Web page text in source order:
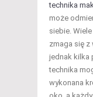
technika
może
siebie.
zmaga się z
jednak kilka
technika
wykonana